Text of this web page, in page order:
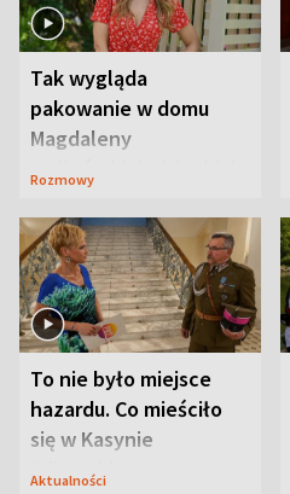
Tak wygląda
pakowanie w domu
Magdaleny
Waligórskiej-Lisieckiej.
Rozmowy
To nie było miejsce
hazardu. Co mieściło
się w Kasynie
Oficerskim?
Aktualności